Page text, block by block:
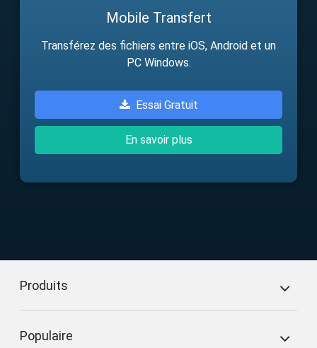
Mobile Transfert
Transférez des fichiers entre iOS, Android et un
PC Windows.
Essai Gratuit
En savoir plus
Produits
Populaire